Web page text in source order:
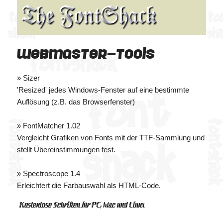
Webmaster-Tools
» Sizer
'Resized' jedes Windows-Fenster auf eine bestimmte
Auflösung (z.B. das Browserfenster)
» FontMatcher 1.02
Vergleicht Grafiken von Fonts mit der TTF-Sammlung und
stellt Übereinstimmungen fest.
» Spectroscope 1.4
Erleichtert die Farbauswahl als HTML-Code.
Kostenlose Schriften für PC, Mac und Linux